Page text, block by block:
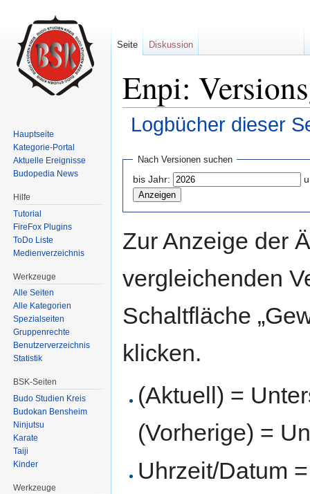
Enpi:
Logbücher dieser
Nach Versionen suchen
bis Jahr:
Zur Anzeige der
vergleichenden
Schaltfläche
klicken.
(Aktuell) =
(Vorherige) =
Uhrzeit/Datum
Seite Diskussion
Hauptseite
Kategorie-Portal
Aktuelle Ereignisse
Budopedia News
Hilfe
Tutorial
FireFox Plugins
ToDo Liste
Medienverzeichnis
Werkzeuge
Alle Seiten
Alle Kategorien
Spezialseiten
Gruppenrechte
Benutzerverzeichnis
Statistik
BSK-Seiten
Budo Studien Kreis
Budokan Bensheim
Ninjutsu
Karate
Taiji
Kinder
Werkzeuge